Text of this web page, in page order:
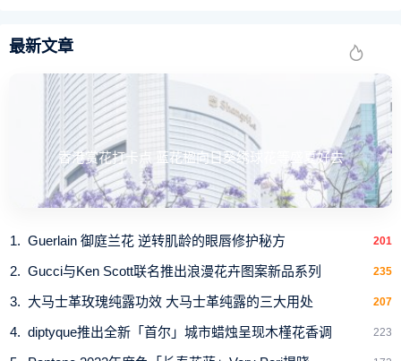
最新文章
香港赏花打卡点 蓝花楹向日葵绣球花等盛夏好去
Guerlain 御庭兰花 逆转肌龄的眼唇修护秘方 201
Gucci与Ken Scott联名推出浪漫花卉图案新品系列 235
大马士革玫瑰纯露功效 大马士革纯露的三大用处 207
diptyque推出全新「首尔」城市蜡烛呈现木槿花香调 223